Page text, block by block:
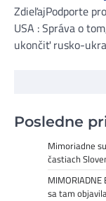
ZdieľajPodporte
USA : Správa o
ukončiť rusko-
Posledne
Mimoriadne
častiach
sa tam